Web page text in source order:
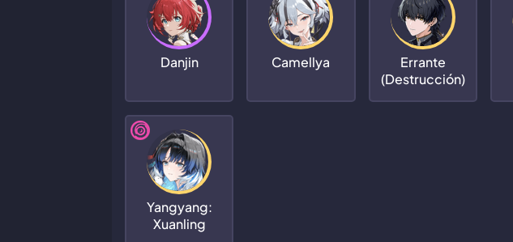
Danjin Camellya
Errante
(Destrucción)
Yangyang:
Xuanling